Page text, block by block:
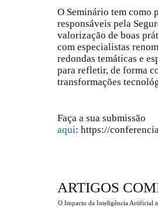
O Seminário tem como
responsáveis pela
valorização de boas
com especialistas
redondas temáticas e
para refletir, de forma
transformações
Faça a sua submissão
aqui: https://
ARTIGOS
O Impacto da Inteligência Artificial